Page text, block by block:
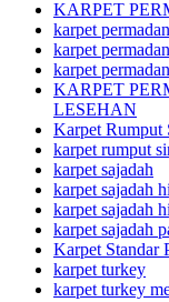
KARPET
karpet
karpet
karpet
KARPET
LESEHAN
Karpet Rumput
karpet rumput
karpet sajadah
karpet sajadah
karpet sajadah
karpet sajadah
Karpet Standar
karpet turkey
karpet turkey